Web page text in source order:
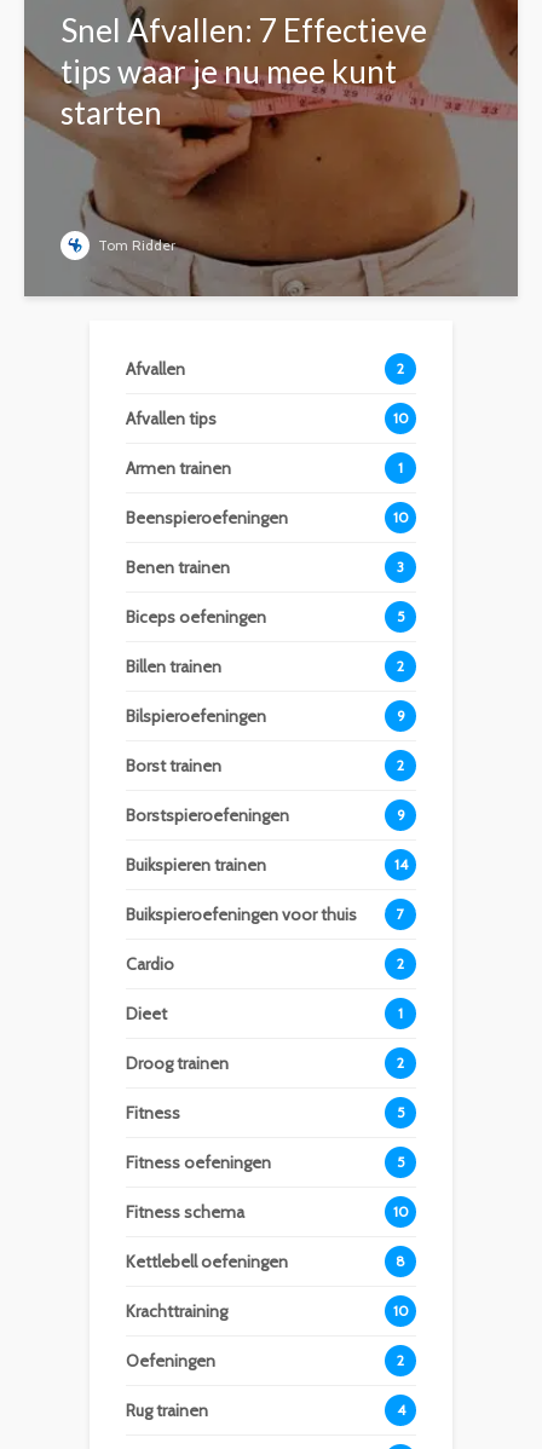
Snel Afvallen: 7 Effectieve
tips waar je nu mee kunt
starten
Tom Ridder
Afvallen 2
Afvallen tips 10
Armen trainen 1
Beenspieroefeningen 10
Benen trainen 3
Biceps oefeningen 5
Billen trainen 2
Bilspieroefeningen 9
Borst trainen 2
Borstspieroefeningen 9
Buikspieren trainen 14
Buikspieroefeningen voor thuis 7
Cardio 2
Dieet 1
Droog trainen 2
Fitness 5
Fitness oefeningen 5
Fitness schema 10
Kettlebell oefeningen 8
Krachttraining 10
Oefeningen 2
Rug trainen 4